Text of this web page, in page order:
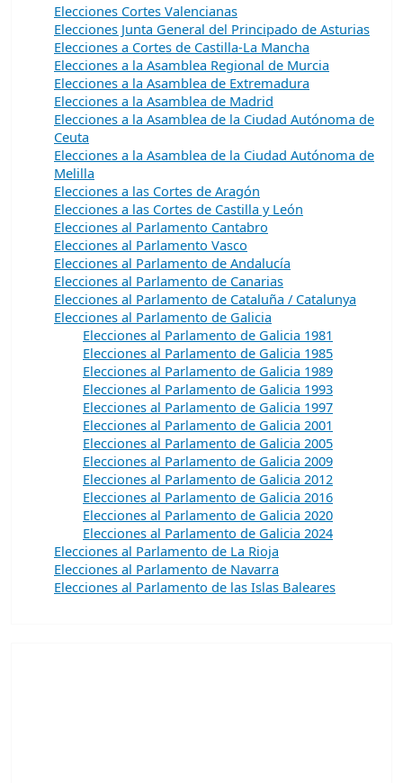
Elecciones Cortes Valencianas
Elecciones Junta General del Principado de Asturias
Elecciones a Cortes de Castilla-La Mancha
Elecciones a la Asamblea Regional de Murcia
Elecciones a la Asamblea de Extremadura
Elecciones a la Asamblea de Madrid
Elecciones a la Asamblea de la Ciudad Autónoma de
Ceuta
Elecciones a la Asamblea de la Ciudad Autónoma de
Melilla
Elecciones a las Cortes de Aragón
Elecciones a las Cortes de Castilla y León
Elecciones al Parlamento Cantabro
Elecciones al Parlamento Vasco
Elecciones al Parlamento de Andalucía
Elecciones al Parlamento de Canarias
Elecciones al Parlamento de Cataluña / Catalunya
Elecciones al Parlamento de Galicia
Elecciones al Parlamento de Galicia 1981
Elecciones al Parlamento de Galicia 1985
Elecciones al Parlamento de Galicia 1989
Elecciones al Parlamento de Galicia 1993
Elecciones al Parlamento de Galicia 1997
Elecciones al Parlamento de Galicia 2001
Elecciones al Parlamento de Galicia 2005
Elecciones al Parlamento de Galicia 2009
Elecciones al Parlamento de Galicia 2012
Elecciones al Parlamento de Galicia 2016
Elecciones al Parlamento de Galicia 2020
Elecciones al Parlamento de Galicia 2024
Elecciones al Parlamento de La Rioja
Elecciones al Parlamento de Navarra
Elecciones al Parlamento de las Islas Baleares